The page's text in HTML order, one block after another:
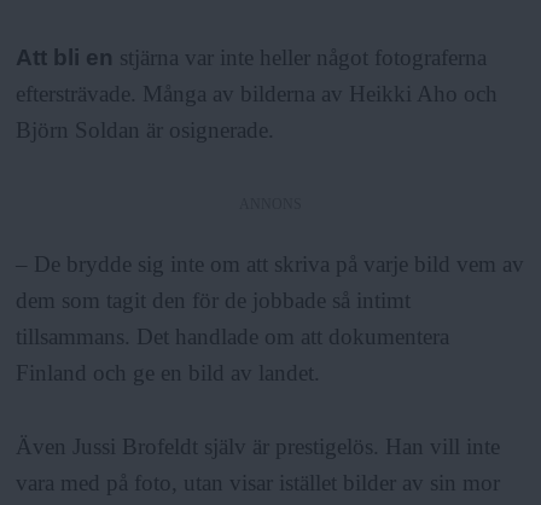
Att bli en stjärna var inte heller något fotograferna
eftersträvade. Många av bilderna av Heikki Aho och
Björn Soldan är osignerade.
– De brydde sig inte om att skriva på varje bild vem av
dem som tagit den för de jobbade så intimt
tillsammans. Det handlade om att dokumentera
Finland och ge en bild av landet.
Även Jussi Brofeldt själv är prestigelös. Han vill inte
vara med på foto, utan visar istället bilder av sin mor